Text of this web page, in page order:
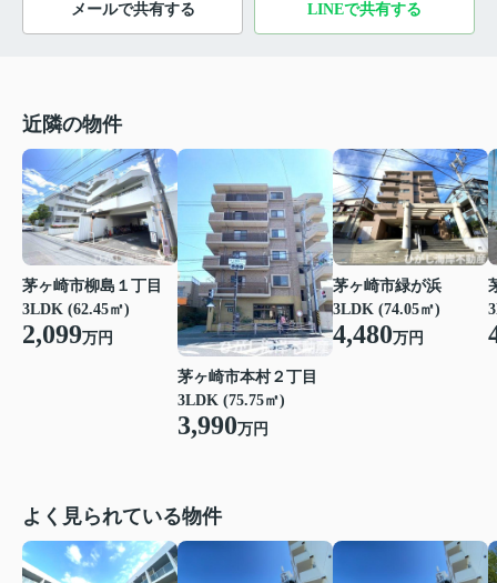
メールで共有する LINEで共有する
近隣の物件
茅ヶ崎市柳島１丁目
3LDK (62.45㎡)
2,099万円
茅ヶ崎市本村２丁目
3LDK (75.75㎡)
3,990万円
茅ヶ崎市緑が浜
3LDK (74.05㎡)
4,480万円
よく見られている物件